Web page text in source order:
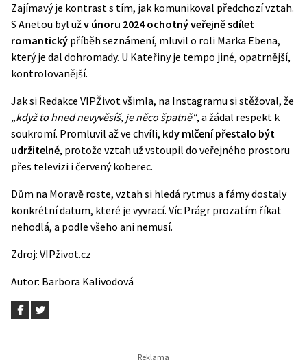
Zajímavý je kontrast s tím, jak komunikoval předchozí vztah.
S Anetou byl užv únoru 2024 ochotný veřejně sdílet
romantický příběh seznámení, mluvil o roli Marka Ebena,
který je dal dohromady. U Kateřiny je tempo jiné, opatrnější,
kontrolovanější.
Jak si Redakce VIPŽivot všimla, na Instagramu si stěžoval, že
„když to hned nevyvěsíš, je něco špatně“, a žádal respekt k
soukromí. Promluvil až ve chvíli, kdy mlčení přestalo být
udržitelné, protože vztah už vstoupil do veřejného prostoru
přes televizi i červený koberec.
Dům na Moravě roste, vztah si hledá rytmus a fámy dostaly
konkrétní datum, které je vyvrací. Víc Prágr prozatím říkat
nehodlá, a podle všeho ani nemusí.
Zdroj: VIPživot.cz
Autor: Barbora Kalivodová